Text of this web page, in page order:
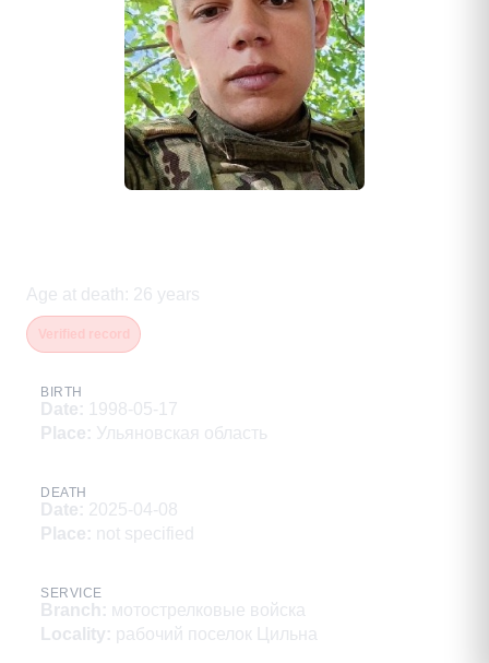
Age at death : 26 years
BIRTH
Date: 1998-05-17
Place: Ульяновская область
DEATH
Date: 2025-04-08
Place: not specified
SERVICE
Branch : мотострелковые войска
Locality: рабочий поселок Цильна